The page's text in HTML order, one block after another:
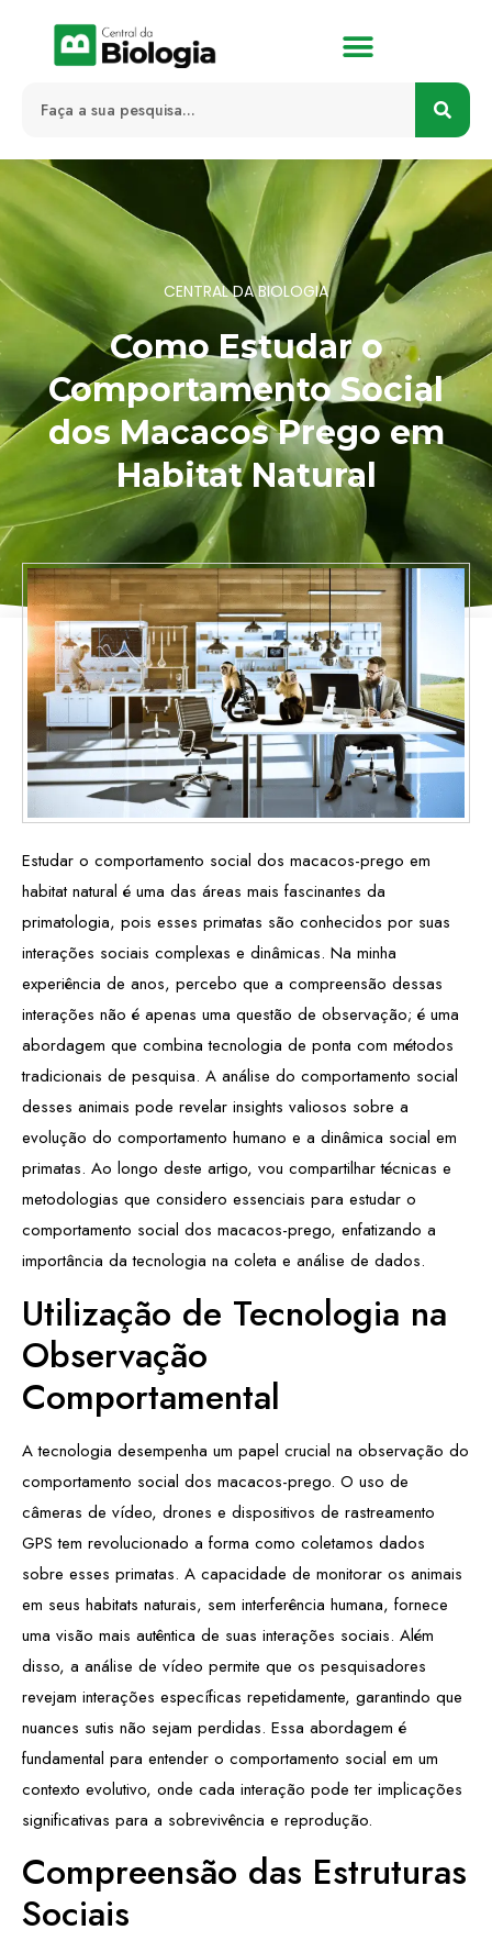
CENTRAL DA BIOLOGIA
Como Estudar o
Comportamento Social
dos Macacos Prego em
Habitat Natural
Estudar o comportamento social dos macacos-prego em
habitat natural é uma das áreas mais fascinantes da
primatologia, pois esses primatas são conhecidos por suas
interações sociais complexas e dinâmicas. Na minha
experiência de anos, percebo que a compreensão dessas
interações não é apenas uma questão de observação; é uma
abordagem que combina tecnologia de ponta com métodos
tradicionais de pesquisa. A análise do comportamento social
desses animais pode revelar insights valiosos sobre a
evolução do comportamento humano e a dinâmica social em
primatas. Ao longo deste artigo, vou compartilhar técnicas e
metodologias que considero essenciais para estudar o
comportamento social dos macacos-prego, enfatizando a
importância da tecnologia na coleta e análise de dados.
Utilização de Tecnologia na
Observação
Comportamental
A tecnologia desempenha um papel crucial na observação do
comportamento social dos macacos-prego. O uso de
câmeras de vídeo, drones e dispositivos de rastreamento
GPS tem revolucionado a forma como coletamos dados
sobre esses primatas. A capacidade de monitorar os animais
em seus habitats naturais, sem interferência humana, fornece
uma visão mais autêntica de suas interações sociais. Além
disso, a análise de vídeo permite que os pesquisadores
revejam interações específicas repetidamente, garantindo que
nuances sutis não sejam perdidas. Essa abordagem é
fundamental para entender o comportamento social em um
contexto evolutivo, onde cada interação pode ter implicações
significativas para a sobrevivência e reprodução.
Compreensão das Estruturas
Sociais